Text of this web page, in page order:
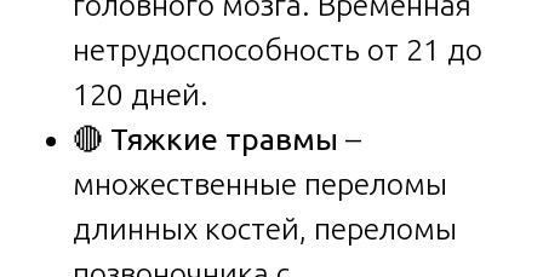
нетрудоспособность от 21 до
120 дней.
🔴 Тяжкие травмы –
множественные переломы
длинных костей, переломы